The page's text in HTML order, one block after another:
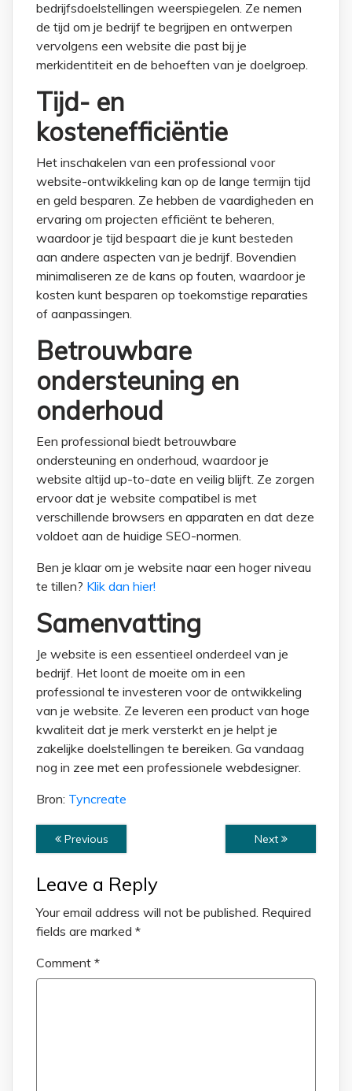
bedrijfsdoelstellingen weerspiegelen. Ze nemen
de tijd om je bedrijf te begrijpen en ontwerpen
vervolgens een website die past bij je
merkidentiteit en de behoeften van je doelgroep.
Tijd- en
kostenefficiëntie
Het inschakelen van een professional voor
website-ontwikkeling kan op de lange termijn tijd
en geld besparen. Ze hebben de vaardigheden en
ervaring om projecten efficiënt te beheren,
waardoor je tijd bespaart die je kunt besteden
aan andere aspecten van je bedrijf. Bovendien
minimaliseren ze de kans op fouten, waardoor je
kosten kunt besparen op toekomstige reparaties
of aanpassingen.
Betrouwbare
ondersteuning en
onderhoud
Een professional biedt betrouwbare
ondersteuning en onderhoud, waardoor je
website altijd up-to-date en veilig blijft. Ze zorgen
ervoor dat je website compatibel is met
verschillende browsers en apparaten en dat deze
voldoet aan de huidige SEO-normen.
Ben je klaar om je website naar een hoger niveau
te tillen? Klik dan hier!
Samenvatting
Je website is een essentieel onderdeel van je
bedrijf. Het loont de moeite om in een
professional te investeren voor de ontwikkeling
van je website. Ze leveren een product van hoge
kwaliteit dat je merk versterkt en je helpt je
zakelijke doelstellingen te bereiken. Ga vandaag
nog in zee met een professionele webdesigner.
Bron: Tyncreate
Previous Next
Leave a Reply
Your email address will not be published. Required
fields are marked *
Comment *